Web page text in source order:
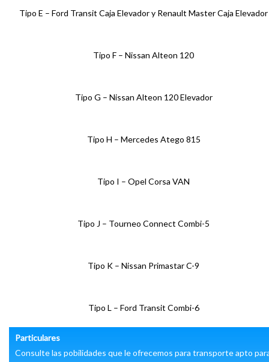
Tipo E – Ford Transit Caja Elevador y Renault Master Caja Elevador
Tipo F – Nissan Alteon 120
Tipo G – Nissan Alteon 120 Elevador
Tipo H – Mercedes Atego 815
Tipo I – Opel Corsa VAN
Tipo J – Tourneo Connect Combi-5
Tipo K – Nissan Primastar C-9
Tipo L – Ford Transit Combi-6
Particulares
Consulte las pobilidades que le ofrecemos para transporte apto